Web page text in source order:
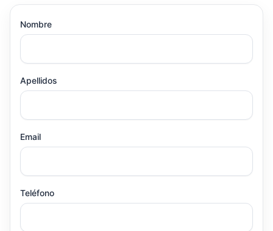
Nombre
Apellidos
Email
Teléfono